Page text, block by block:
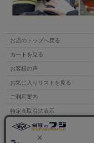
お店のトップへ戻る
カートを見る
お客様の声
お気に入りリストを見る
ご利用案内
特定商取引法表示
個人情報の取扱い
サイトマップ